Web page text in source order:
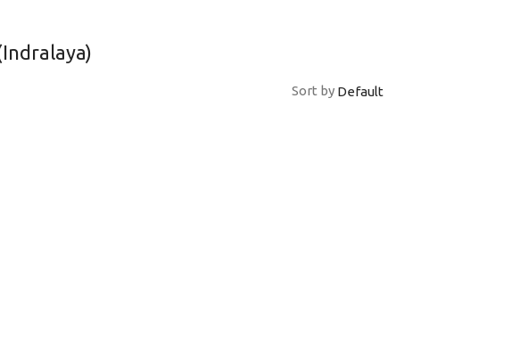
Sort by